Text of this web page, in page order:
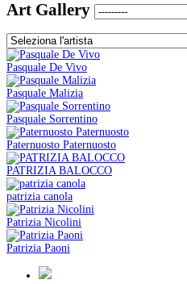
Art Gallery
Pasquale De Vivo
Pasquale Malizia
Pasquale Sorrentino
Paternuosto Paternuosto
PATRIZIA BALOCCO
patrizia canola
Patrizia Nicolini
Patrizia Paoni